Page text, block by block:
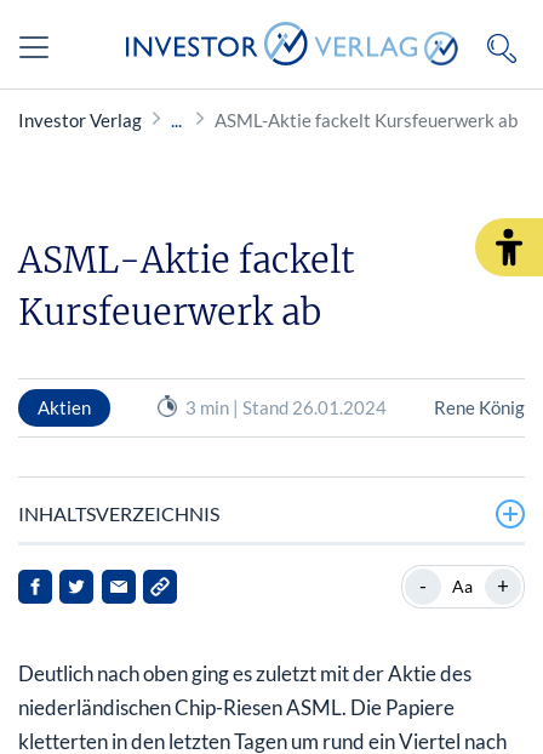
Investor Verlag ASML-Aktie fackelt Kursfeuerwerk ab
ASML-Aktie fackelt
Kursfeuerwerk ab
Aktien 3 min | Stand 26.01.2024 Rene König
INHALTSVERZEICHNIS
Zweitgrößter Hersteller von Halbleiterausrüstung
Auftragseingang geht durch die Decke
2024er-Prognose zurückhaltend
- Aa +
Deutlich nach oben ging es zuletzt mit der Aktie des
niederländischen Chip-Riesen ASML. Die Papiere
kletterten in den letzten Tagen um rund ein Viertel nach